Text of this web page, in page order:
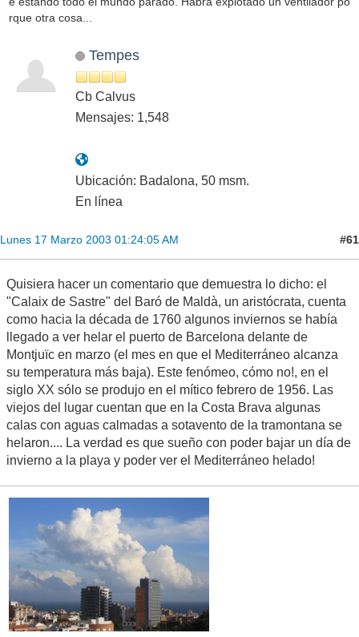
rque otra cosa...
Tempes
Cb Calvus
Mensajes: 1,548
Ubicación: Badalona, 50 msm.
En línea
Lunes 17 Marzo 2003 01:24:05 AM #61
Quisiera hacer un comentario que demuestra lo dicho: el
"Calaix de Sastre" del Baró de Maldà, un aristócrata, cuenta
como hacia la década de 1760 algunos inviernos se había
llegado a ver helar el puerto de Barcelona delante de
Montjuïc en marzo (el mes en que el Mediterráneo alcanza
su temperatura más baja). Este fenómeo, cómo no!, en el
siglo XX sólo se produjo en el mítico febrero de 1956. Las
viejos del lugar cuentan que en la Costa Brava algunas
calas con aguas calmadas a sotavento de la tramontana se
helaron.... La verdad es que sueño con poder bajar un día de
invierno a la playa y poder ver el Mediterráneo helado!